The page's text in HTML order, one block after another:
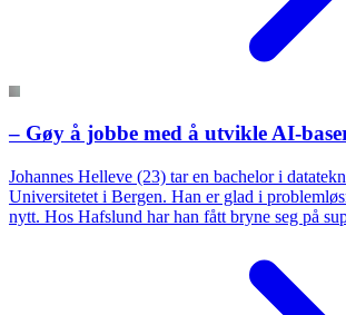
– Gøy å jobbe med å utvikle AI-
Johannes Helleve (23) tar en bachelor i
Universitetet i Bergen. Han er glad i
nytt. Hos Hafslund har han fått bryne seg på